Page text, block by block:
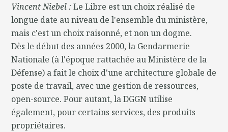
Vincent Niebel :Le Libre est un choix réalisé de
longue date au niveau de l'ensemble du ministère,
mais c'est un choix raisonné, et non un dogme.
Dès le début des années 2000, la Gendarmerie
Nationale (à l'époque rattachée au Ministère de la
Défense) a fait le choix d'une architecture globale de
poste de travail, avec une gestion de ressources,
open-source. Pour autant, la DGGN utilise
également, pour certains services, des produits
propriétaires.